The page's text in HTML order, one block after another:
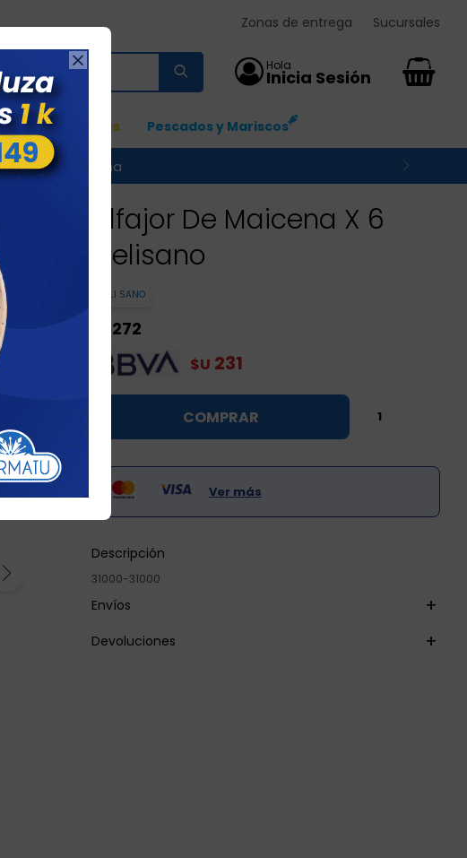

según su zona
Nuevos Ingresos Pescados y Mariscos
0
Zonas de entrega Sucursales
Alfajor De Maicena X 6
Celisano
CELI SANO
272
$U 231
COMPRAR
Ver más
Descripción
31000-31000
Envíos
Devoluciones